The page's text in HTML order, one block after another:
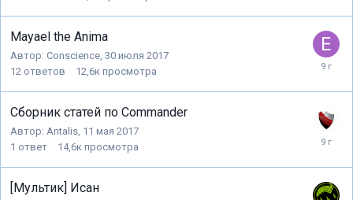
Mayael the Anima
Автор: Conscience, 30 июля 2017
12 ответов 12,6к просмотра
Сборник статей по Commander
Автор: Antalis, 11 мая 2017
1 ответ 14,6к просмотра
[Мультик] Исан